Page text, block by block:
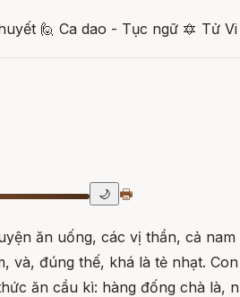
🙋 Ca dao - Tục ngữ 🔯 Tử Vi
🌙 🖶
ăn uống, các vị thần, cả
và, đúng thế, khá là tẻ nhạt.
ăn cầu kì: hàng đống chà là,